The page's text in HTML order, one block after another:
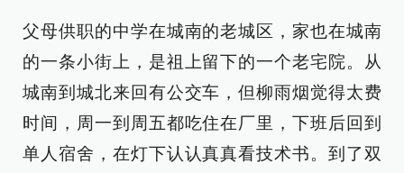
父母供职的中学在城南的老城区，家也在城南
的一条小街上，是祖上留下的一个老宅院。从
城南到城北来回有公交车，但柳雨烟觉得太费
时间，周一到周五都吃住在厂里，下班后回到
单人宿舍，在灯下认认真真看技术书。到了双